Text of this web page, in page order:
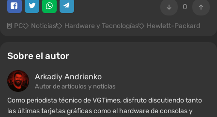
0
PC Noticias Hardware y Tecnologías Hewlett-Packard
Sobre el autor
Arkadiy Andrienko
Autor de artículos y noticias
Como periodista técnico de VGTimes, disfruto discutiendo tanto
las últimas tarjetas gráficas como el hardware de consolas y